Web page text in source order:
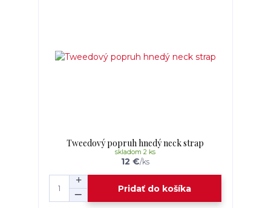
Tweedový popruh hnedý neck strap
12 €/ks
skladom 2 ks
Pridať do košíka